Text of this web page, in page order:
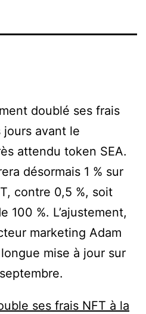
doublé ses frais
avant le
attendu token SEA.
désormais 1 % sur
contre 0,5 %, soit
100 %. L’ajustement,
marketing Adam
mise à jour sur
ses frais NFT à la